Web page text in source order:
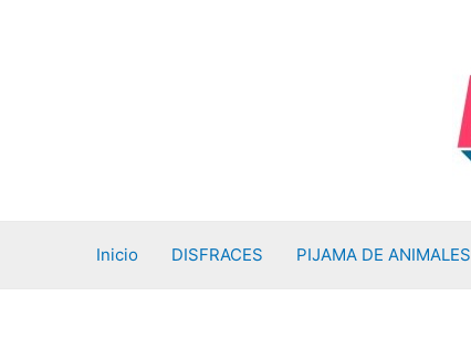
Inicio DISFRACES PIJAMA DE ANIMALES